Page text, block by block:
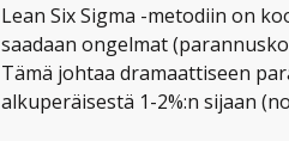
Lean Six Sigma -metodiin on
saadaan ongelmat
Tämä johtaa dramaattiseen
alkuperäisestä 1-2%:n sijaan